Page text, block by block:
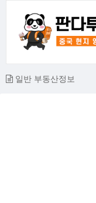
일반 부동산정보